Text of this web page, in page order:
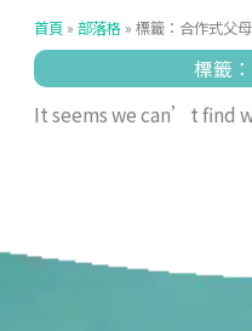
首頁 »部落格 »標籤：合作式父母
標籤
It seems we can’t find